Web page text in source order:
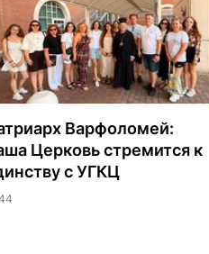
Варфоломей:
Церковь стремится к
с УГКЦ